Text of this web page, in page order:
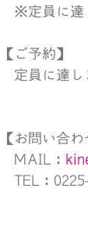
※定員に達
【ご予約】
定員に達し
【お問い合
MAIL：
TEL：